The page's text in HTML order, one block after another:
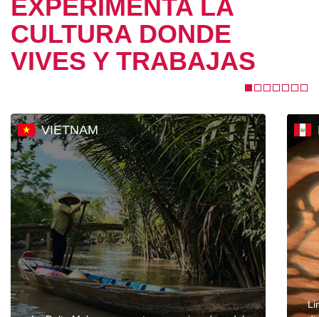
EXPERIMENTA LA
CULTURA DONDE
VIVES Y TRABAJAS
VIETNAM